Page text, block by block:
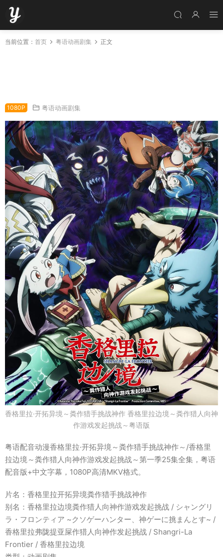
当前位置： 首页 粤语动画剧集 正文
1080P 粤语动画剧集
香格里拉·开拓异境～粪作猎手挑战神作 香格里拉边境～粪作猎人向神
作游戏发起挑战～粤语版
粤语配音动漫香格里拉·开拓异境～粪作猎手挑战神作～/香格里
拉边境～粪作猎人向神作游戏发起挑战～第一季25集全集，粤语
配音版+中文字幕，1080P高清MKV格式。
片名：香格里拉开拓异境粪作猎手挑战神作
别名：香格里拉边境粪作猎人向神作游戏发起挑战 / シャングリ
ラ・フロンティア ~クソゲーハンター、神ゲーに挑まんとす~ /
香格里拉弗陇提亚屎作猎人向神作发起挑战 / Shangri-La
Frontier / 香格里拉边境